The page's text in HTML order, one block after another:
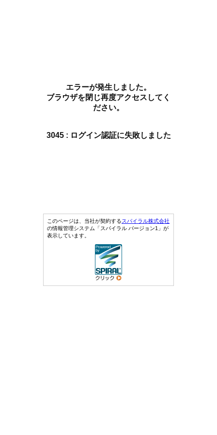
エラーが発生しました。
ブラウザを閉じ再度アクセスしてく
ださい。
3045 : ログイン認証に失敗しました
このページは、当社が契約するスパイラル株式会社
の情報管理システム「スパイラル バージョン1」が
表示しています。